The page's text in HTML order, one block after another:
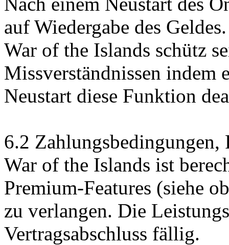
auf Wiedergabe des Geldes.
War of the Islands schütz
Missverständnissen indem
Neustart diese Funktion
6.2
War of the Islands ist
Premium-Features (siehe
zu verlangen. Die
Vertragsabschluss fällig.